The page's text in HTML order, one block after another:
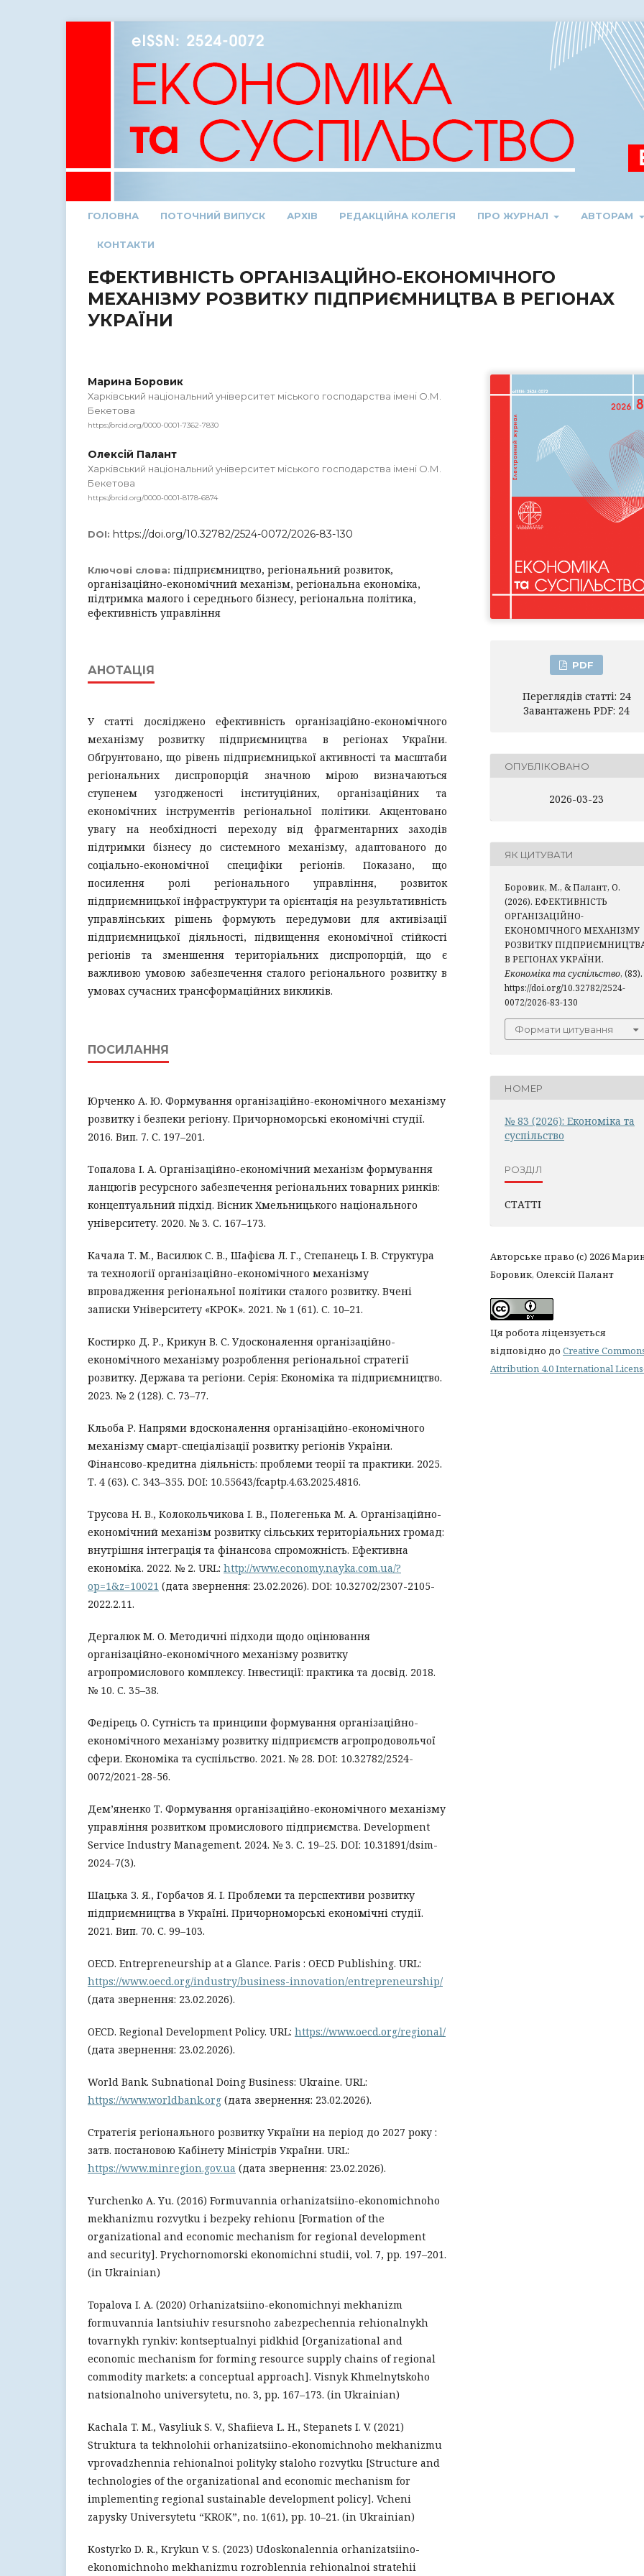
ГОЛОВНА ПОТОЧНИЙ ВИПУСК АРХІВ РЕДАКЦІЙНА КОЛЕГІЯ ПРО ЖУРНАЛ АВТОРАМ
КОНТАКТИ
ЕФЕКТИВНІСТЬ ОРГАНІЗАЦІЙНО-ЕКОНОМІЧНОГО
МЕХАНІЗМУ РОЗВИТКУ ПІДПРИЄМНИЦТВА В РЕГІОНАХ
УКРАЇНИ
Марина Боровик
Харківський національний університет міського господарства імені О.М.
Бекетова
https://orcid.org/0000-0001-7362-7830
Олексій Палант
Харківський національний університет міського господарства імені О.М.
Бекетова
https://orcid.org/0000-0001-8178-6874
DOI: https://doi.org/10.32782/2524-0072/2026-83-130
Ключові слова: підприємництво, регіональний розвиток,
організаційно-економічний механізм, регіональна економіка,
підтримка малого і середнього бізнесу, регіональна політика,
ефективність управління
АНОТАЦІЯ
У статті досліджено ефективність організаційно-економічного
механізму розвитку підприємництва в регіонах України.
Обґрунтовано, що рівень підприємницької активності та масштаби
регіональних диспропорцій значною мірою визначаються
ступенем узгодженості інституційних, організаційних та
економічних інструментів регіональної політики. Акцентовано
увагу на необхідності переходу від фрагментарних заходів
підтримки бізнесу до системного механізму, адаптованого до
соціально-економічної специфіки регіонів. Показано, що
посилення ролі регіонального управління, розвиток
підприємницької інфраструктури та орієнтація на результативність
управлінських рішень формують передумови для активізації
підприємницької діяльності, підвищення економічної стійкості
регіонів та зменшення територіальних диспропорцій, що є
важливою умовою забезпечення сталого регіонального розвитку в
умовах сучасних трансформаційних викликів.
ПОСИЛАННЯ
Юрченко А. Ю. Формування організаційно-економічного механізму
розвитку і безпеки регіону. Причорноморські економічні студії.
2016. Вип. 7. С. 197–201.
Топалова І. А. Організаційно-економічний механізм формування
ланцюгів ресурсного забезпечення регіональних товарних ринків:
концептуальний підхід. Вісник Хмельницького національного
університету. 2020. № 3. С. 167–173.
Качала Т. М., Василюк С. В., Шафієва Л. Г., Степанець І. В. Структура
та технології організаційно-економічного механізму
впровадження регіональної політики сталого розвитку. Вчені
записки Університету «КРОК». 2021. № 1 (61). С. 10–21.
Костирко Д. Р., Крикун В. С. Удосконалення організаційно-
економічного механізму розроблення регіональної стратегії
розвитку. Держава та регіони. Серія: Економіка та підприємництво.
2023. № 2 (128). С. 73–77.
Кльоба Р. Напрями вдосконалення організаційно-економічного
механізму смарт-спеціалізації розвитку регіонів України.
Фінансово-кредитна діяльність: проблеми теорії та практики. 2025.
Т. 4 (63). С. 343–355. DOI: 10.55643/fcaptp.4.63.2025.4816.
Трусова Н. В., Колокольчикова І. В., Полегенька М. А. Організаційно-
економічний механізм розвитку сільських територіальних громад:
внутрішня інтеграція та фінансова спроможність. Ефективна
економіка. 2022. № 2. URL: http://www.economy.nayka.com.ua/?
op=1&z=10021 (дата звернення: 23.02.2026). DOI: 10.32702/2307-2105-
2022.2.11.
Дергалюк М. О. Методичні підходи щодо оцінювання
організаційно-економічного механізму розвитку
агропромислового комплексу. Інвестиції: практика та досвід. 2018.
№ 10. С. 35–38.
Федірець О. Сутність та принципи формування організаційно-
економічного механізму розвитку підприємств агропродовольчої
сфери. Економіка та суспільство. 2021. № 28. DOI: 10.32782/2524-
0072/2021-28-56.
Дем’яненко Т. Формування організаційно-економічного механізму
управління розвитком промислового підприємства. Development
Service Industry Management. 2024. № 3. С. 19–25. DOI: 10.31891/dsim-
2024-7(3).
Шацька З. Я., Горбачов Я. І. Проблеми та перспективи розвитку
підприємництва в Україні. Причорноморські економічні студії.
2021. Вип. 70. С. 99–103.
OECD. Entrepreneurship at a Glance. Paris : OECD Publishing. URL:
https://www.oecd.org/industry/business-innovation/entrepreneurship/
(дата звернення: 23.02.2026).
OECD. Regional Development Policy. URL: https://www.oecd.org/regional/
(дата звернення: 23.02.2026).
World Bank. Subnational Doing Business: Ukraine. URL:
https://www.worldbank.org (дата звернення: 23.02.2026).
Стратегія регіонального розвитку України на період до 2027 року :
затв. постановою Кабінету Міністрів України. URL:
https://www.minregion.gov.ua (дата звернення: 23.02.2026).
Yurchenko A. Yu. (2016) Formuvannia orhanizatsiino-ekonomichnoho
mekhanizmu rozvytku i bezpeky rehionu [Formation of the
organizational and economic mechanism for regional development
and security]. Prychornomorski ekonomichni studii, vol. 7, pp. 197–201.
(in Ukrainian)
Topalova I. A. (2020) Orhanizatsiino-ekonomichnyi mekhanizm
formuvannia lantsiuhiv resursnoho zabezpechennia rehionalnykh
tovarnykh rynkiv: kontseptualnyi pidkhid [Organizational and
economic mechanism for forming resource supply chains of regional
commodity markets: a conceptual approach]. Visnyk Khmelnytskoho
natsionalnoho universytetu, no. 3, pp. 167–173. (in Ukrainian)
Kachala T. M., Vasyliuk S. V., Shafiieva L. H., Stepanets I. V. (2021)
Struktura ta tekhnolohii orhanizatsiino-ekonomichnoho mekhanizmu
vprovadzhennia rehionalnoi polityky staloho rozvytku [Structure and
technologies of the organizational and economic mechanism for
implementing regional sustainable development policy]. Vcheni
zapysky Universytetu “KROK”, no. 1(61), pp. 10–21. (in Ukrainian)
Kostyrko D. R., Krykun V. S. (2023) Udoskonalennia orhanizatsiino-
ekonomichnoho mekhanizmu rozroblennia rehionalnoi stratehii
PDF
Переглядів статті: 24
Завантажень PDF: 24
ОПУБЛІКОВАНО
2026-03-23
ЯК ЦИТУВАТИ
Боровик, М., & Палант, О.
(2026). ЕФЕКТИВНІСТЬ
ОРГАНІЗАЦІЙНО-
ЕКОНОМІЧНОГО МЕХАНІЗМУ
РОЗВИТКУ
В РЕГІОНАХ УКРАЇНИ.
Економіка та суспільство, (83).
https://doi.org/10.32782/2524-
0072/2026-83-130
Формати цитування
НОМЕР
№ 83 (2026): Економіка та
суспільство
РОЗДІЛ
СТАТТІ
Авторське право (c) 2026
Боровик, Олексій Палант
Ця робота ліцензується
відповідно до Creative
Attribution 4.0 International